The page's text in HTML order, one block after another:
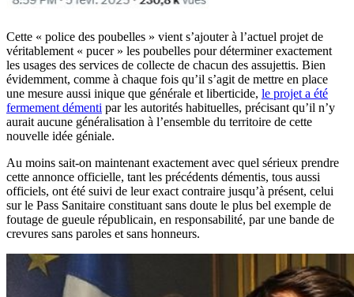
Cette « police des poubelles » vient s’ajouter à l’actuel projet de
véritablement « pucer » les poubelles pour déterminer exactement
les usages des services de collecte de chacun des assujettis. Bien
évidemment, comme à chaque fois qu’il s’agit de mettre en place
une mesure aussi inique que générale et liberticide, le projet a été
fermement démenti par les autorités habituelles, précisant qu’il n’y
aurait aucune généralisation à l’ensemble du territoire de cette
nouvelle idée géniale.
Au moins sait-on maintenant exactement avec quel sérieux prendre
cette annonce officielle, tant les précédents démentis, tous aussi
officiels, ont été suivi de leur exact contraire jusqu’à présent, celui
sur le Pass Sanitaire constituant sans doute le plus bel exemple de
foutage de gueule républicain, en responsabilité, par une bande de
crevures sans paroles et sans honneurs.